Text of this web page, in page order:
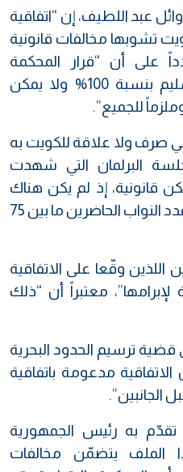
عبد اللطيف، إن “اتفاقية
تشوبها مخالفات قانونية
على أن “قرار المحكمة
الاتحادية بشأن الاتفاقية سليم بنسبة 100% ولا يمكن
وملزماً للجميع”.
صرف ولا علاقة للكويت به
البرلمان التي شهدت
قانونية، إذ لم يكن هناك
نصاب قانوني كافٍ، حيث بلغ عدد النواب الحاضرين ما بين 75
اللذين وقّعا على الاتفاقية
معتبراً أن “ذلك
ترسيم الحدود البحرية
مدعومة باتفاقية
الجانبين”.
به رئيس الجمهورية
الملف يتضمّن مخالفات